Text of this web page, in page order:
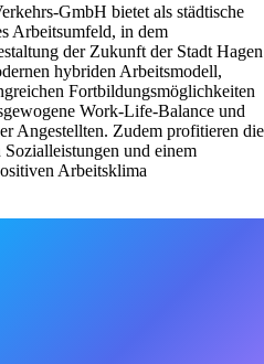
GmbH bietet als städtische
Arbeitsumfeld, in dem
der Zukunft der Stadt Hagen
hybriden Arbeitsmodell,
Fortbildungsmöglichkeiten
Work-Life-Balance und
Angestellten. Zudem profitieren die
und einem
Arbeitsklima